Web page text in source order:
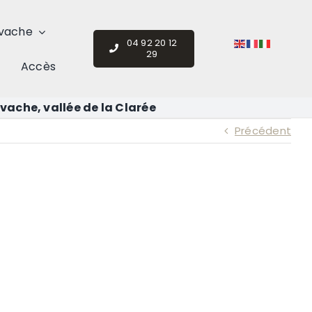
Accès
04 92 20 12
29
vallée de la Clarée
Précédent